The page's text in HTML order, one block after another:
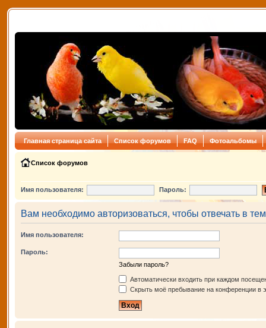
Главная страница сайта Список форумов FAQ Фотоальбомы
Список форумов
Имя пользователя: Пароль:
Вам необходимо авторизоваться, чтобы отвечать в
Имя пользователя:
Пароль:
Забыли пароль?
Автоматически входить при каждом
Скрыть моё пребывание на конференции в